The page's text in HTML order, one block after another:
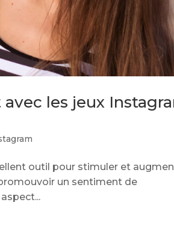
les jeux
outil pour stimuler et
un sentiment de